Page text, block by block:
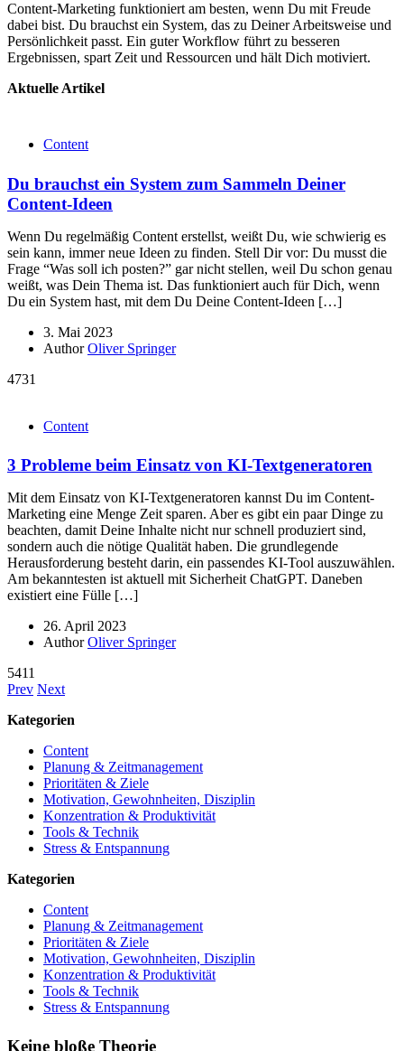
Content-Marketing funktioniert am besten, wenn Du mit Freude
dabei bist. Du brauchst ein System, das zu Deiner Arbeitsweise und
Persönlichkeit passt. Ein guter Workflow führt zu besseren
Ergebnissen, spart Zeit und Ressourcen und hält Dich motiviert.
Aktuelle Artikel
Content
Du brauchst ein System zum Sammeln Deiner
Content-Ideen
Wenn Du regelmäßig Content erstellst, weißt Du, wie schwierig es
sein kann, immer neue Ideen zu finden. Stell Dir vor: Du musst die
Frage “Was soll ich posten?” gar nicht stellen, weil Du schon genau
weißt, was Dein Thema ist. Das funktioniert auch für Dich, wenn
Du ein System hast, mit dem Du Deine Content-Ideen […]
3. Mai 2023
AuthorOliver Springer
4731
Content
3 Probleme beim Einsatz von KI-Textgeneratoren
Mit dem Einsatz von KI-Textgeneratoren kannst Du im Content-
Marketing eine Menge Zeit sparen. Aber es gibt ein paar Dinge zu
beachten, damit Deine Inhalte nicht nur schnell produziert sind,
sondern auch die nötige Qualität haben. Die grundlegende
Herausforderung besteht darin, ein passendes KI-Tool auszuwählen.
Am bekanntesten ist aktuell mit Sicherheit ChatGPT. Daneben
existiert eine Fülle […]
26. April 2023
AuthorOliver Springer
5411
Prev Next
Kategorien
Content
Planung & Zeitmanagement
Prioritäten & Ziele
Motivation, Gewohnheiten, Disziplin
Konzentration & Produktivität
Tools & Technik
Stress & Entspannung
Kategorien
Content
Planung & Zeitmanagement
Prioritäten & Ziele
Motivation, Gewohnheiten, Disziplin
Konzentration & Produktivität
Tools & Technik
Stress & Entspannung
Keine bloße Theorie